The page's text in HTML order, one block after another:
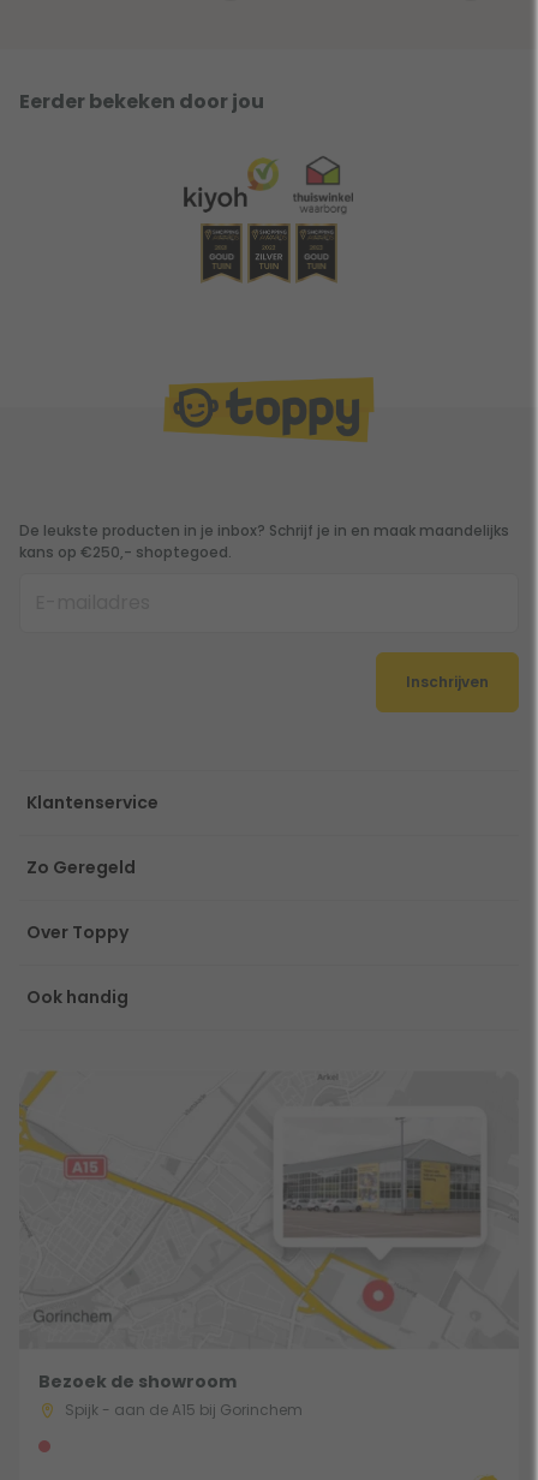
Eerder bekeken door jou
De leukste producten in je inbox? Schrijf je in en maak maandelijks
kans op €250,- shoptegoed.
Inschrijven
Klantenservice
Zo Geregeld
Over Toppy
Ook handig
Bezoek de showroom
Spijk - aan de A15 bij Gorinchem